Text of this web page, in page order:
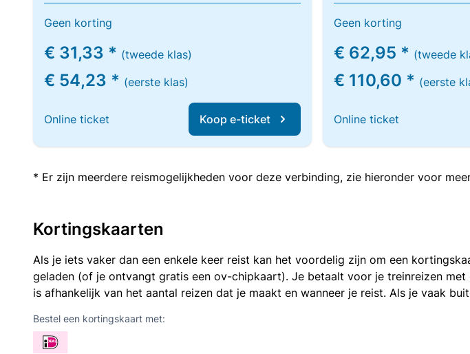
Geen korting
€ 31,33 * (tweede klas)
€ 54,23 * (eerste klas)
Online ticket Koop e-ticket
Geen korting
€ 62,95 * (tweede
€ 110,60 * (eerste
Online ticket
* Er zijn meerdere reismogelijkheden voor deze verbinding, zie hieronder voor
Kortingskaarten
Als je iets vaker dan een enkele keer reist kan het voordelig zijn om een
geladen (of je ontvangt gratis een ov-chipkaart). Je betaalt voor je treinreizen
is afhankelijk van het aantal reizen dat je maakt en wanneer je reist. Als je vaak
Bestel een kortingskaart met: